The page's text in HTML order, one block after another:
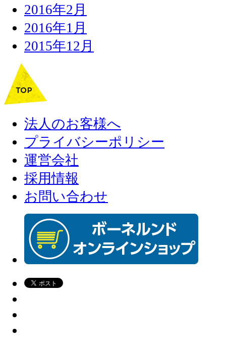
2016年2月
2016年1月
2015年12月
法人のお客様へ
プライバシーポリシー
運営会社
採用情報
お問い合わせ